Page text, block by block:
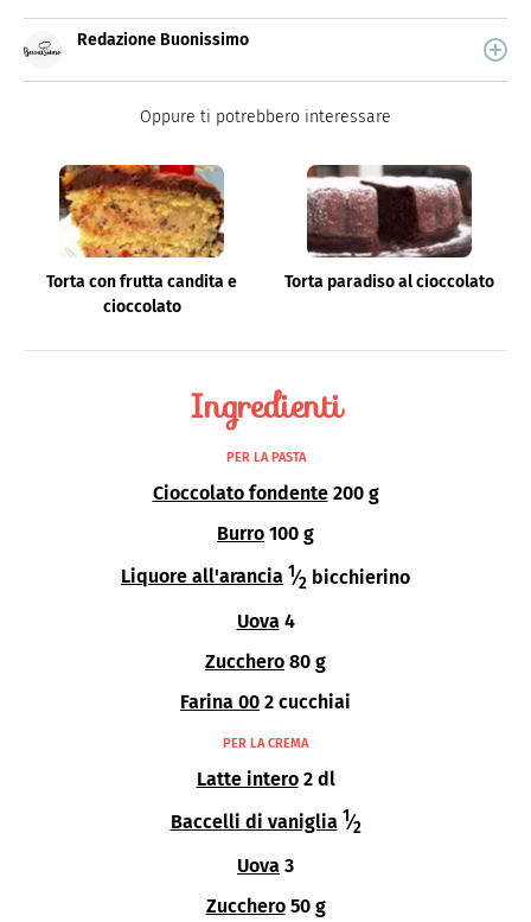
Redazione Buonissimo
quale trovi idee veloci, facili e spiegate passo passo.
Oppure ti potrebbero interessare
Torta con frutta candita e
cioccolato
Torta paradiso al cioccolato
Ingredienti
PER LA PASTA
Cioccolato fondente 200 g
Burro 100 g
Liquore all'arancia 1⁄2 bicchierino
Uova 4
Zucchero 80 g
Farina 00 2 cucchiai
PER LA CREMA
Latte intero 2 dl
Baccelli di vaniglia 1⁄2
Uova 3
Zucchero 50 g